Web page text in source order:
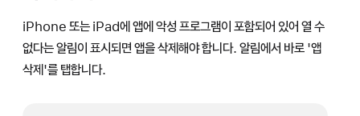
iPhone 또는 iPad에 앱에 악성 프로그램이 포함되어 있어 열 수
없다는 알림이 표시되면 앱을 삭제해야 합니다. 알림에서 바로 '앱
삭제'를 탭합니다.